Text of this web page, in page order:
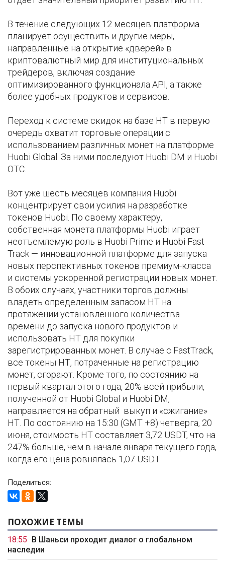
В течение следующих 12 месяцев платформа
планирует осуществить и другие меры,
направленные на открытие «дверей» в
криптовалютный мир для институциональных
трейдеров, включая создание
оптимизированного функционала API, а также
более удобных продуктов и сервисов.
Переход к системе скидок на базе НТ в первую
очередь охватит торговые операции с
использованием различных монет на платформе
Huobi Global. За ними последуют Huobi DM и Huobi
OTC.
Вот уже шесть месяцев компания Huobi
концентрирует свои усилия на разработке
токенов Huobi. По своему характеру,
собственная монета платформы Huobi играет
неотъемлемую роль в Huobi Prime и Huobi Fast
Track — инновационной платформе для запуска
новых перспективных токенов премиум-класса
и системы ускоренной регистрации новых монет.
В обоих случаях, участники торгов должны
владеть определенным запасом НТ на
протяжении установленного количества
времени до запуска нового продуктов и
использовать НТ для покупки
зарегистрированных монет. В случае с FastTrack,
все токены НТ, потраченные на регистрацию
монет, сгорают. Кроме того, по состоянию на
первый квартал этого года, 20% всей прибыли,
полученной от Huobi Global и Huobi DM,
направляется на обратный выкуп и «сжигание»
НТ. По состоянию на 15:30 (GMT +8) четверга, 20
июня, стоимость НТ составляет 3,72 USDT, что на
247% больше, чем в начале января текущего года,
когда его цена ровнялась 1,07 USDT.
Поделиться:
ПОХОЖИЕ ТЕМЫ
18:55
В Шаньси проходит диалог о глобальном
наследии